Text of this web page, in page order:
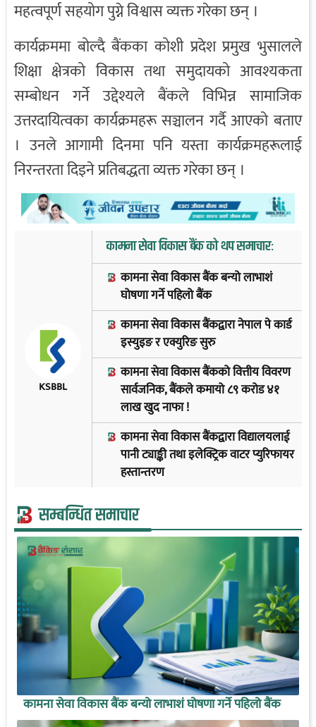
महत्वपूर्ण सहयोग पुग्ने विश्वास व्यक्त गरेका छन् ।
कार्यक्रममा बोल्दै बैंकका कोशी प्रदेश प्रमुख भुसालले
शिक्षा क्षेत्रको विकास तथा समुदायको आवश्यकता
सम्बोधन गर्ने उद्देश्यले बैंकले विभिन्न सामाजिक
उत्तरदायित्वका कार्यक्रमहरू सञ्चालन गर्दै आएको बताए
। उनले आगामी दिनमा पनि यस्ता कार्यक्रमहरूलाई
निरन्तरता दिइने प्रतिबद्धता व्यक्त गरेका छन् ।
KSBBL
कामना सेवा विकास बैंक को थप समाचार:
कामना सेवा विकास बैंक बन्यो लाभाशं
घोषणा गर्ने पहिलो बैंक
कामना सेवा विकास बैंकद्वारा नेपाल पे कार्ड
इस्युइङ र एक्युरिङ सुरु
कामना सेवा विकास बैंकको वित्तीय विवरण
सार्वजनिक, बैंकले कमायो ८९ करोड ४१
लाख खुद नाफा !
कामना सेवा विकास बैंकद्वारा विद्यालयलाई
पानी ट्याङ्की तथा इलेक्ट्रिक वाटर प्युरिफायर
हस्तान्तरण
सम्बन्धित समाचार
कामना सेवा विकास बैंक बन्यो लाभाशं घोषणा गर्ने पहिलो बैंक